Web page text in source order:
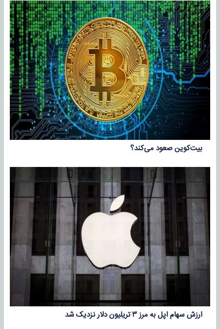
بیت‌کوین صعود می‌کند؟
ارزش سهام اپل به مرز ۳ تریلیون دلار نزدیک شد